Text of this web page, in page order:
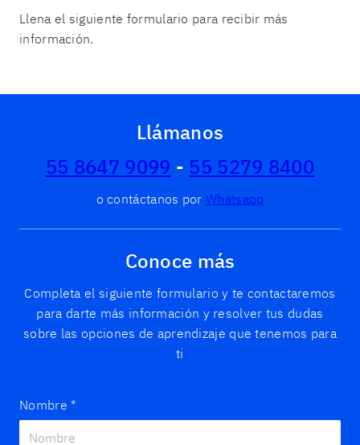
Llena el siguiente formulario para recibir más
información.
Llámanos
55 8647 9099 - 55 5279 8400
o contáctanos por Whatsapp
Conoce más
Completa el siguiente formulario y te contactaremos
para darte más información y resolver tus dudas
sobre las opciones de aprendizaje que tenemos para
ti
Nombre *